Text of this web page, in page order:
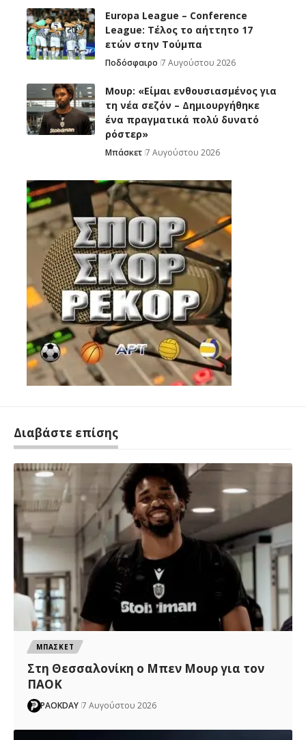
Europa League – Conference
League: Τέλος το αήττητο 17
ετών στην Τούμπα
Ποδόσφαιρο 7 Αυγούστου 2026
Μουρ: «Είμαι ενθουσιασμένος για
τη νέα σεζόν – Δημιουργήθηκε
ένα πραγματικά πολύ δυνατό
ρόστερ»
Μπάσκετ 7 Αυγούστου 2026
Διαβάστε επίσης
ΜΠΑΣΚΕΤ
Στη Θεσσαλονίκη ο Μπεν Μουρ για τον
ΠΑΟΚ
PAOKDAY 7 Αυγούστου 2026